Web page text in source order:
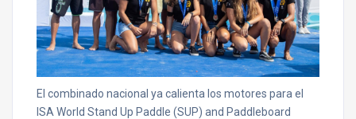
El combinado nacional ya calienta los motores para el
ISA World Stand Up Paddle (SUP) and Paddleboard